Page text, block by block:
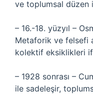
ve toplumsal düzen
– 16.-18. yüzyıl –
Metaforik ve felsefi
kolektif eksiklikleri
– 1928 sonrası –
ile sadeleşir,